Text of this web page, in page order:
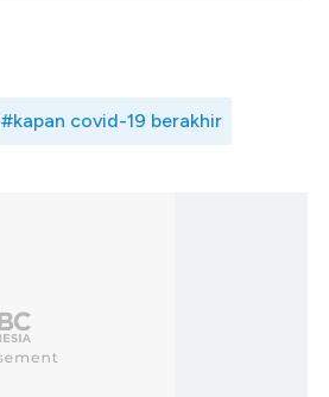
#kapan covid-19 berakhir